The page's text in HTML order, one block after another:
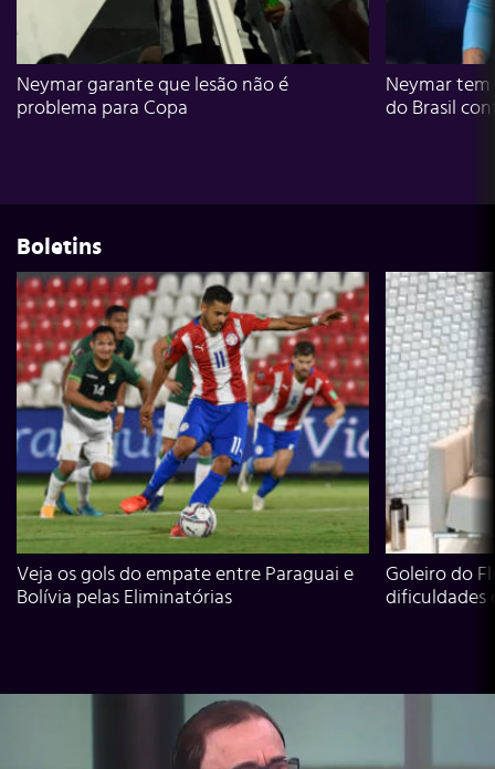
Neymar garante que lesão não é
problema para Copa
Neymar
do Brasil
Boletins
Veja os gols do empate entre Paraguai e
Bolívia pelas Eliminatórias
Goleiro do
dificuldades